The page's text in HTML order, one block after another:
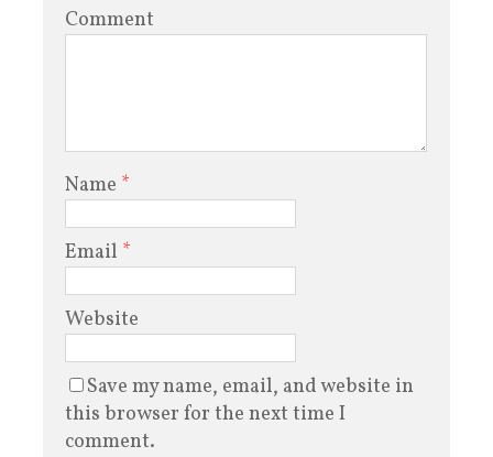
Comment
Name *
Email *
Website
Save my name, email, and website in
this browser for the next time I
comment.